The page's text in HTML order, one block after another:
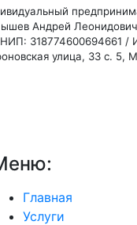
Андрей Леонидович
318774600694661 /
улица, 33 с. 5,
Главная
Услуги